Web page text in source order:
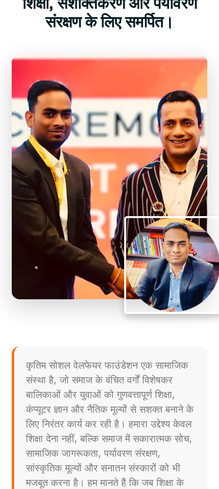
संरक्षण के लिए समर्पित।
कृतिम सोशल वेलफेयर फाउंडेशन एक सामाजिक
संस्था है, जो समाज के वंचित वर्गों विशेषकर
बालिकाओं और युवाओं को गुणवत्तापूर्ण शिक्षा,
कंप्यूटर ज्ञान और नैतिक मूल्यों से सशक्त बनाने के
लिए निरंतर कार्य कर रही है। हमारा उद्देश्य केवल
शिक्षा देना नहीं, बल्कि समाज में सकारात्मक सोच,
सामाजिक जागरूकता, पर्यावरण संरक्षण,
सांस्कृतिक मूल्यों और सनातन संस्कारों को भी
मजबूत करना है। हम मानते हैं कि जब शिक्षा के